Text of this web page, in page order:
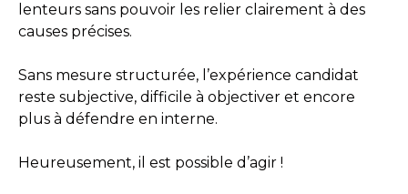
lenteurs sans pouvoir les relier clairement à des
causes précises.
Sans mesure structurée, l’expérience candidat
reste subjective, difficile à objectiver et encore
plus à défendre en interne.
Heureusement, il est possible d’agir !